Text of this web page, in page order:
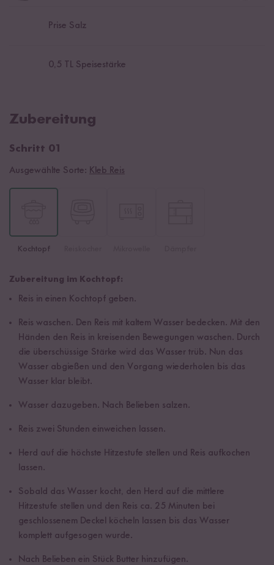
Prise Salz
0,5 TL Speisestärke
Zubereitung
Schritt 01
Ausgewählte Sorte: Kleb Reis
Kochtopf
Zubereitung im Kochtopf:
Reis in einen Kochtopf geben.
Reis waschen. Den Reis mit kaltem Wasser bedecken. Mit den
Händen den Reis in kreisenden Bewegungen waschen. Durch
die überschüssige Stärke wird das Wasser trüb. Nun das
Wasser abgießen und den Vorgang wiederholen bis das
Wasser klar bleibt.
Wasser dazugeben. Nach Belieben salzen.
Reis zwei Stunden einweichen lassen.
Herd auf die höchste Hitzestufe stellen und Reis aufkochen
lassen.
Sobald das Wasser kocht, den Herd auf die mittlere
Hitzestufe stellen und den Reis ca. 25 Minuten bei
geschlossenem Deckel köcheln lassen bis das Wasser
komplett aufgesogen wurde.
Nach Belieben ein Stück Butter hinzufügen.